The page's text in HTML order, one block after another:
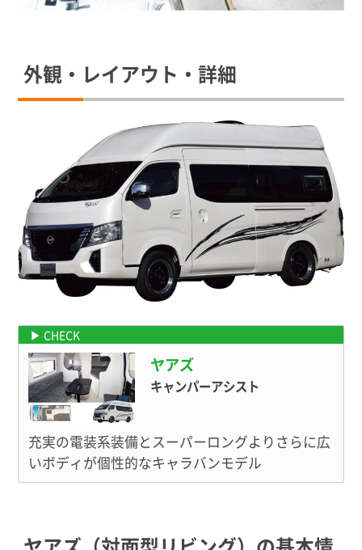
外観・レイアウト・詳細
ヤアズのL字リビングタイプはこちらから
ヤアズ
キャンパーアシスト
充実の電装系装備とスーパーロングよりさらに広
いボディが個性的なキャラバンモデル